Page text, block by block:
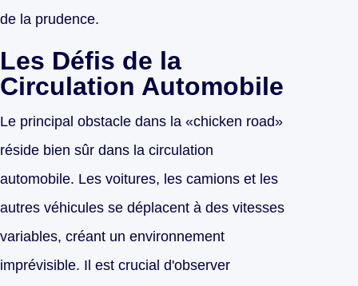
de la prudence.
Les Défis de la
Circulation Automobile
Le principal obstacle dans la «chicken road»
réside bien sûr dans la circulation
automobile. Les voitures, les camions et les
autres véhicules se déplacent à des vitesses
variables, créant un environnement
imprévisible. Il est crucial d'observer